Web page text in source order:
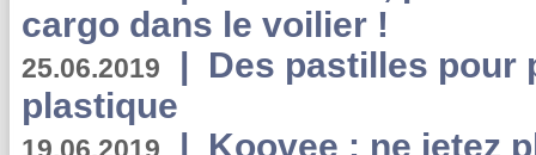
cargo dans le voilier !
25.06.2019 | Des pastilles pour
plastique
| Koovee : ne jetez